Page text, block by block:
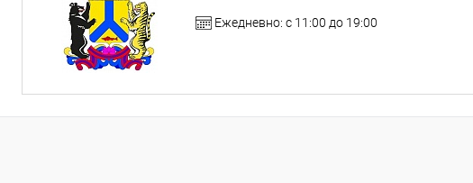
Ежедневно: с 11:00 до 19:00